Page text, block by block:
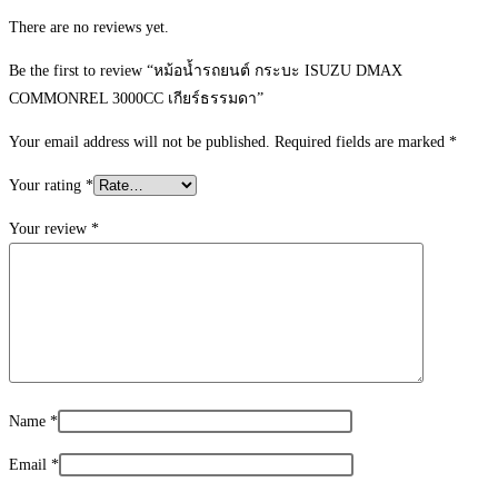
There are no reviews yet.
Be the first to review “หม้อน้ำรถยนต์ กระบะ ISUZU DMAX
COMMONREL 3000CC เกียร์ธรรมดา”
Your email address will not be published. Required fields are marked *
Your rating *
Your review *
Name *
Email *